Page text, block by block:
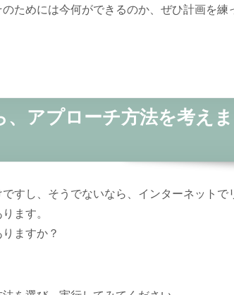
ためには今何ができるのか、ぜひ計画を練
、アプローチ方法を考えま
すし、そうでないなら、インターネットで
ます。
ますか？